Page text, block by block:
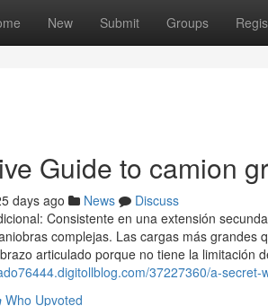
New Submit Groups
Guide to camion
days ago News
Discuss
Consistente en una extensión
complejas. Las cargas más
articulado porque no tiene la limitación
37227360/a-
Who Upvoted